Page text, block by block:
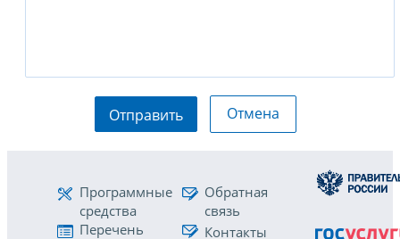
Отправить Отмена
Программные
средства
Перечень
Обратная
связь
Контакты